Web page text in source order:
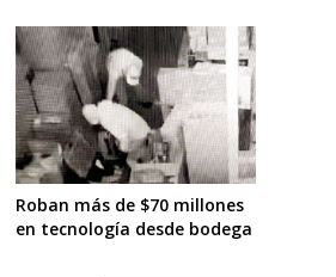
Roban más de $70 millones
en tecnología desde bodega